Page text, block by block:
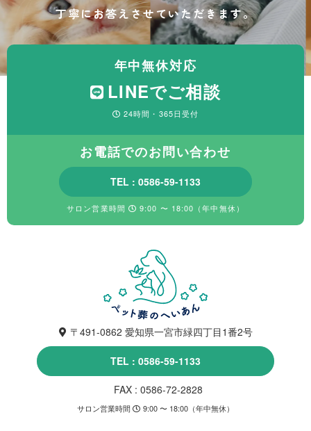
丁寧にお答えさせていただきます。
年中無休対応
LINEでご相談
24時間・365日受付
お電話でのお問い合わせ
TEL : 0586-59-1133
サロン営業時間 9:00 〜 18:00（年中無休）
〒491-0862 愛知県一宮市緑四丁目1番2号
TEL : 0586-59-1133
FAX : 0586-72-2828
サロン営業時間 9:00 〜 18:00（年中無休）